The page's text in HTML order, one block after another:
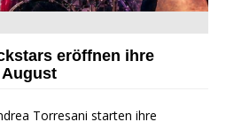
Torresani im Summer Rock
eröffnen ihre
August
Torresani starten ihre